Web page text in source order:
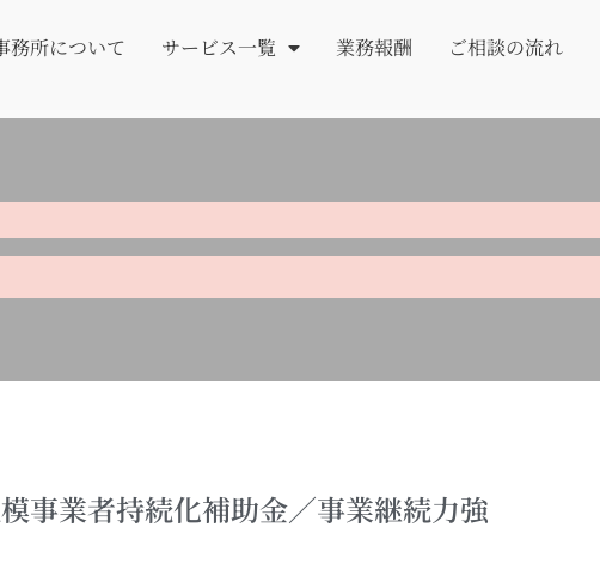
務所について サービス一覧 業務報酬 ご相談の流れ
事業者持続化補助金／事業継続力強